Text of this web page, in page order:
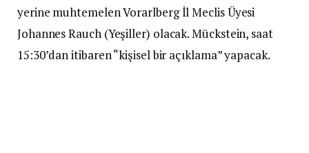
yerine muhtemelen Vorarlberg İl Meclis Üyesi
Johannes Rauch (Yeşiller) olacak. Mückstein, saat
15:30’dan itibaren “kişisel bir açıklama” yapacak.